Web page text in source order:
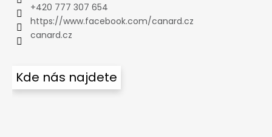
+420 777 307 654
https://www.facebook.com/canard.cz
canard.cz
Kde nás najdete